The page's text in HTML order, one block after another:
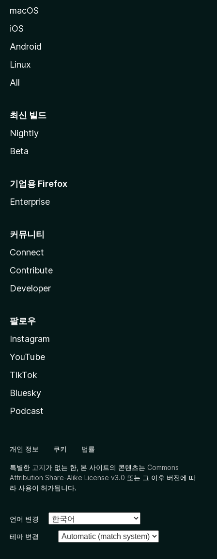
macOS
iOS
Android
Linux
All
최신 빌드
Nightly
Beta
기업용 Firefox
Enterprise
커뮤니티
Connect
Contribute
Developer
팔로우
Instagram
YouTube
TikTok
Bluesky
Podcast
개인 정보 쿠키 법률
특별한 고지가 없는 한, 본 사이트의 콘텐츠는 Commons
Attribution Share-Alike License v3.0 또는 그 이후 버전에 따
라 사용이 허가됩니다.
언어 변경
테마 변경